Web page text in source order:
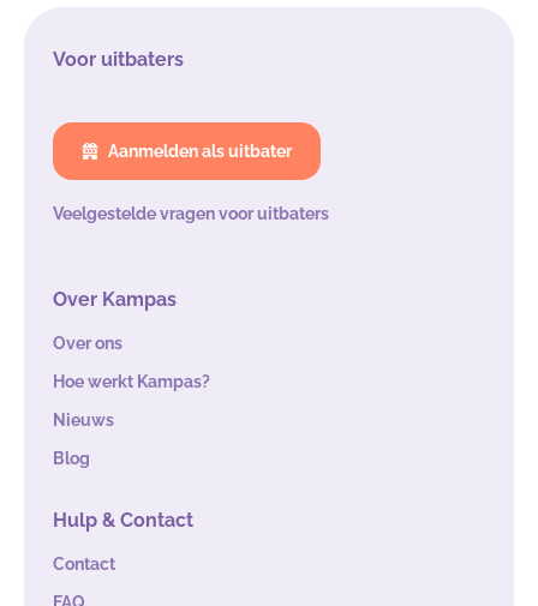
Voor uitbaters
Aanmelden als uitbater
Veelgestelde vragen voor uitbaters
Over Kampas
Over ons
Hoe werkt Kampas?
Nieuws
Blog
Hulp & Contact
Contact